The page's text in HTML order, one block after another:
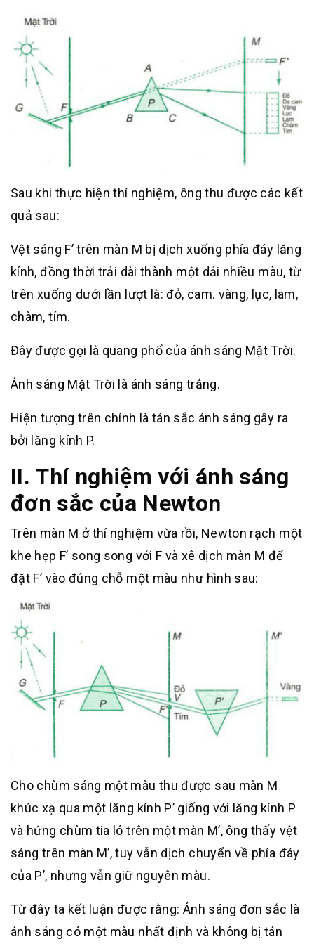
Sau khi thực hiện thí nghiệm, ông thu được các kết
quả sau:
Vệt sáng F’ trên màn M bị dịch xuống phía đáy lăng
kính, đồng thời trải dài thành một dải nhiều màu, từ
trên xuống dưới lần lượt là: đỏ, cam. vàng, lục, lam,
chàm, tím.
Đây được gọi là quang phổ của ánh sáng Mặt Trời.
Ánh sáng Mặt Trời là ánh sáng trắng.
Hiện tượng trên chính là tán sắc ánh sáng gây ra
bởi lăng kính P.
II. Thí nghiệm với ánh sáng
đơn sắc của Newton
Trên màn M ở thí nghiệm vừa rồi, Newton rạch một
khe hẹp F’ song song với F và xê dịch màn M để
đặt F’ vào đúng chỗ một màu như hình sau:
Cho chùm sáng một màu thu được sau màn M
khúc xạ qua một lăng kính P’ giống với lăng kính P
và hứng chùm tia ló trên một màn M’, ông thấy vệt
sáng trên màn M’, tuy vẫn dịch chuyển về phía đáy
của P’, nhưng vẫn giữ nguyên màu.
Từ đây ta kết luận được rằng: Ánh sáng đơn sắc là
ánh sáng có một màu nhất định và không bị tán